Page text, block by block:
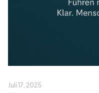
Juli 17, 2025